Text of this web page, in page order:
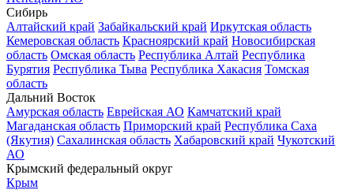
Сибирь
Алтайский край Забайкальский край Иркутская область
Кемеровская область Красноярский край Новосибирская
область Омская область Республика Алтай Республика
Бурятия Республика Тыва Республика Хакасия Томская
область
Дальний Восток
Амурская область Еврейская АО Камчатский край
Магаданская область Приморский край Республика Саха
(Якутия) Сахалинская область Хабаровский край Чукотский
АО
Крымский федеральный округ
Крым